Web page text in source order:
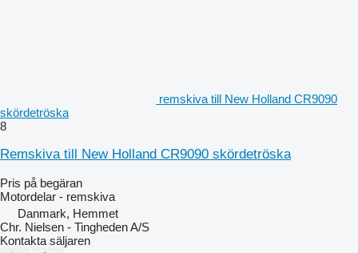
remskiva till New Holland CR9090
skördetröska
8
Remskiva till New Holland CR9090 skördetröska
Pris på begäran
Motordelar - remskiva
Danmark, Hemmet
Chr. Nielsen - Tingheden A/S
Kontakta säljaren